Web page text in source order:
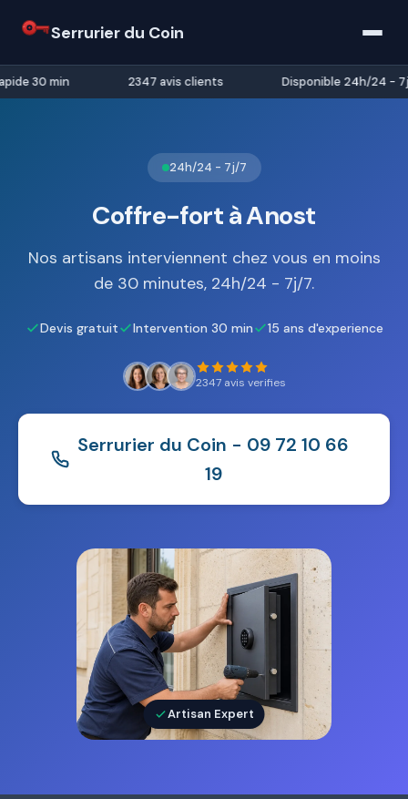
Serrurier du Coin
30 min 2347 avis clients Disponible 24h/24 -
24h/24 - 7j/7
Coffre-fort à Anost
Nos artisans interviennent chez vous en moins
de 30 minutes, 24h/24 - 7j/7.
Devis gratuit Intervention 30 min 15 ans d'experience
2347 avis verifies
Serrurier du Coin - 09 72 10 66
19
Artisan Expert